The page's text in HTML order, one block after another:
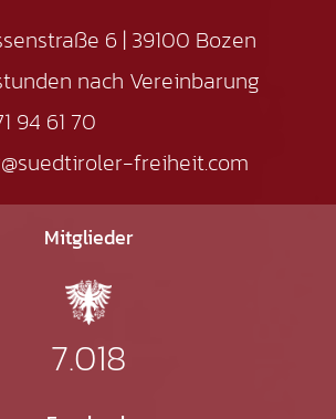
6 | 39100 Bozen
nach Vereinbarung
94 61 70
freiheit.com
Mitglieder
7.018